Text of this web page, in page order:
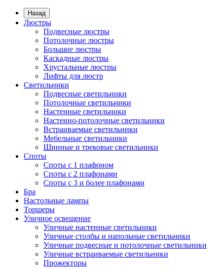
Назад
Люстры
Подвесные люстры
Потолочные люстры
Большие люстры
Каскадные люстры
Хрустальные люстры
Лифты для люстр
Светильники
Подвесные светильники
Потолочные светильники
Настенные светильники
Настенно-потолочные светильники
Встраиваемые светильники
Мебельные светильники
Шинные и трековые светильники
Споты
Споты с 1 плафоном
Споты с 2 плафонами
Споты с 3 и более плафонами
Бра
Настольные лампы
Торшеры
Уличное освещение
Уличные настенные светильники
Уличные столбы и напольные светильники
Уличные подвесные и потолочные светильники
Уличные встраиваемые светильники
Прожекторы